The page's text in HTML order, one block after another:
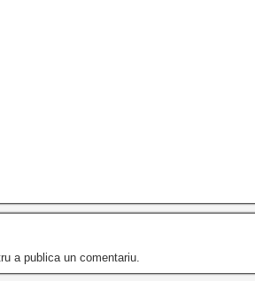
a publica un comentariu.